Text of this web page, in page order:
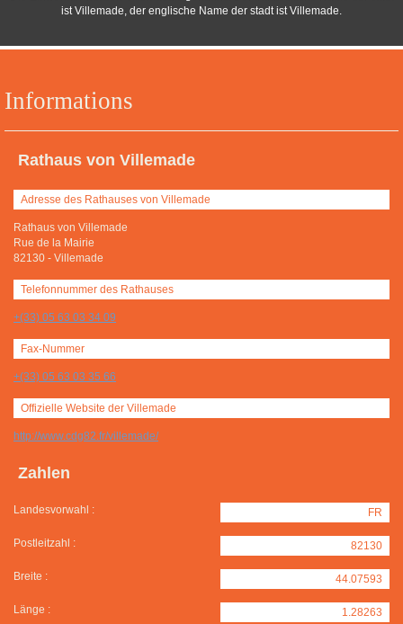
Informations
Rathaus von Villemade
Adresse des Rathauses von Villemade
Rathaus von Villemade
Rue de la Mairie
82130 - Villemade
Telefonnummer des Rathauses
+(33) 05 63 03 34 09
Fax-Nummer
+(33) 05 63 03 35 66
Offizielle Website der Villemade
http://www.cdg82.fr/villemade/
Zahlen
Landesvorwahl : FR
Postleitzahl : 82130
Breite : 44.07593
Länge : 1.28263
ist Villemade, der englische Name der stadt ist Villemade.